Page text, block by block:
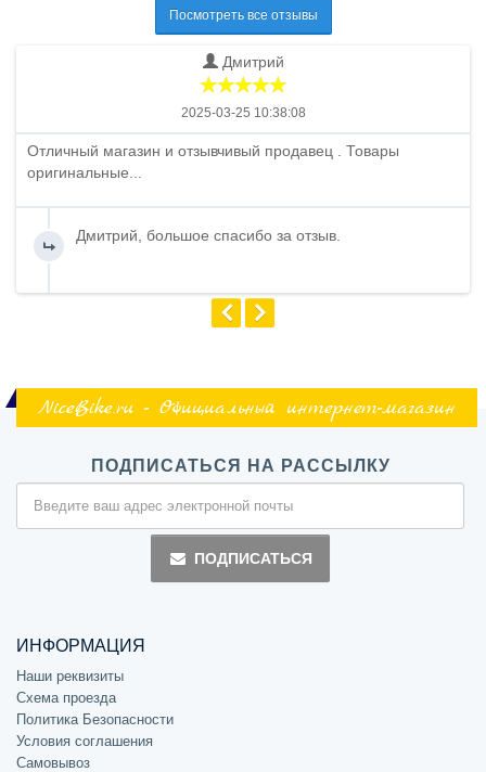
Посмотреть все отзывы
Дмитрий
2025-03-25 10:38:08
Отличный магазин и отзывчивый продавец . Товары
оригинальные...
Дмитрий, большое спасибо за отзыв.
NiceBike.ru - Официальный интернет-магазин
ПОДПИСАТЬСЯ НА РАССЫЛКУ
ПОДПИСАТЬСЯ
ИНФОРМАЦИЯ
Наши реквизиты
Схема проезда
Политика Безопасности
Условия соглашения
Самовывоз